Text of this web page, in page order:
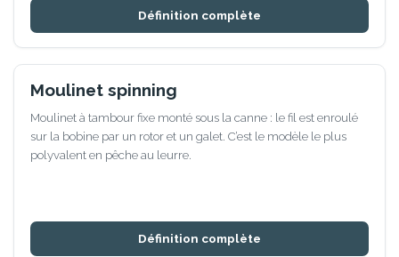
Définition complète
Moulinet spinning
Moulinet à tambour fixe monté sous la canne : le fil est enroulé
sur la bobine par un rotor et un galet. C’est le modèle le plus
polyvalent en pêche au leurre.
Définition complète